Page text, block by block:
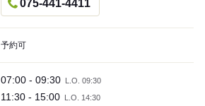
075-441-4411
予約可
07:00 - 09:30 L.O. 09:30
11:30 - 15:00 L.O. 14:30